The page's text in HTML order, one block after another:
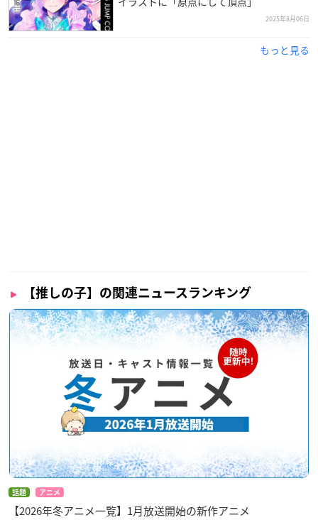
2025年8月06日
もっと見る
【推しの子】の関連ニュースランキング
話題 アニメ
【2026年冬アニメ一覧】1月放送開始の新作アニメ